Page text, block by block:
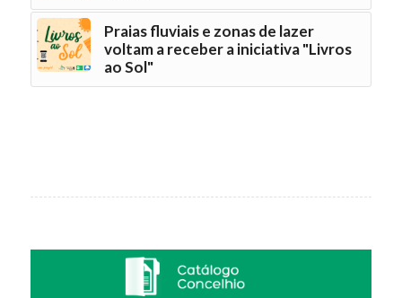
Praias fluviais e zonas de lazer
voltam a receber a iniciativa "Livros
ao Sol"